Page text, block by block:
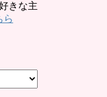
きな主
ら